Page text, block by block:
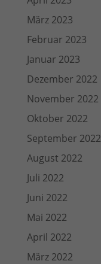
März 2023
Februar 2023
Januar 2023
Dezember 2022
November 2022
Oktober 2022
September 2022
August 2022
Juli 2022
Juni 2022
Mai 2022
April 2022
März 2022